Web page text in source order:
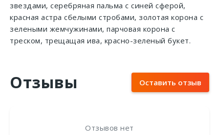
звездами, серебряная пальма с синей сферой,
красная астра сбелыми стробами, золотая корона с
зелеными жемчужинами, парчовая корона с
треском, трещащая ива, красно-зеленый букет.
Отзывы Оставить отзыв
Отзывов нет